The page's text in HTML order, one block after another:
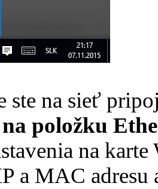
ste na sieť
na položku
na
a MAC adresu